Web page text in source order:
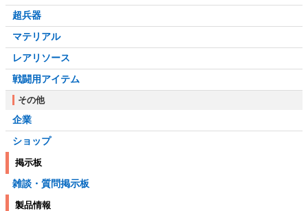
超兵器
マテリアル
レアリソース
戦闘用アイテム
その他
企業
ショップ
掲示板
雑談・質問掲示板
製品情報